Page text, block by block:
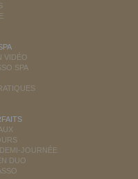
VIDÉO
SPA
JOURNÉE
DUO